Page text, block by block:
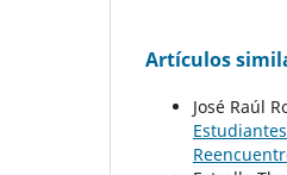
Artículos
José Raúl